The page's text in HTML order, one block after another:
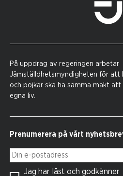
På uppdrag av regeringen arbetar
Jämställdhetsmyndigheten för att
och pojkar ska ha samma makt
egna liv.
Prenumerera på vårt
Din e-postadress
Jag har läst och godkänner